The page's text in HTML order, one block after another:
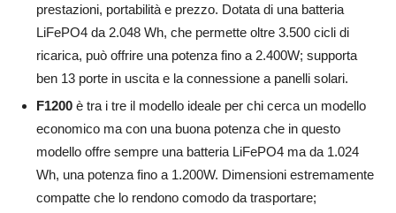
prestazioni, portabilità e prezzo. Dotata di una batteria
LiFePO4 da 2.048 Wh, che permette oltre 3.500 cicli di
ricarica, può offrire una potenza fino a 2.400W; supporta
ben 13 porte in uscita e la connessione a panelli solari.
F1200 è tra i tre il modello ideale per chi cerca un modello
economico ma con una buona potenza che in questo
modello offre sempre una batteria LiFePO4 ma da 1.024
Wh, una potenza fino a 1.200W. Dimensioni estremamente
compatte che lo rendono comodo da trasportare;